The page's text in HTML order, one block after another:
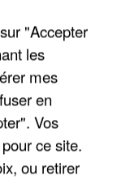
"Accepter
les
mes
en
Vos
ce site.
ou retirer